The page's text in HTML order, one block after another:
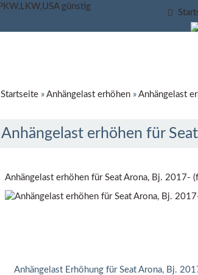
Startseite» Anhängelast erhöhen» Anhängelast
Anhängelast erhöhen für
Anhängelast erhöhen für Seat Arona, Bj. 2017-
Anhängelast Erhöhung für Seat Arona, Bj.